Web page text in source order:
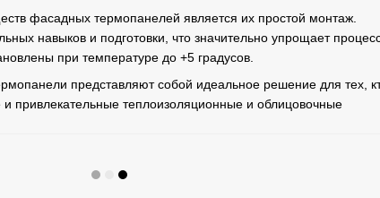
фасадных термопанелей является их простой монтаж.
навыков и подготовки, что значительно упрощает
при температуре до +5 градусов.
представляют собой идеальное решение для тех,
привлекательные теплоизоляционные и облицовочные